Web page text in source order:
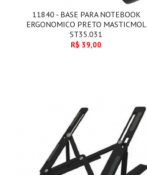
11840 - BASE PARA NOTEBOOK
ERGONOMICO PRETO MASTICMOL
ST35.031
R$ 39,00